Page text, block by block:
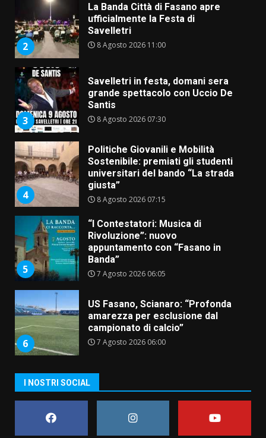
2
La Banda Città di Fasano apre
ufficialmente la Festa di
Savelletri
8 Agosto 2026 11:00
3
Savelletri in festa, domani sera
grande spettacolo con Uccio De
Santis
8 Agosto 2026 07:30
4
Politiche Giovanili e Mobilità
Sostenibile: premiati gli studenti
universitari del bando “La strada
giusta”
8 Agosto 2026 07:15
5
“I Contestatori: Musica di
Rivoluzione”: nuovo
appuntamento con “Fasano in
Banda”
7 Agosto 2026 06:05
6
US Fasano, Scianaro: “Profonda
amarezza per esclusione dal
campionato di calcio”
7 Agosto 2026 06:00
Fasanese ferito a colpi di arma
I NOSTRI SOCIAL